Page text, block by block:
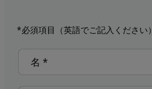
*必須項目（英語でご記入ください）